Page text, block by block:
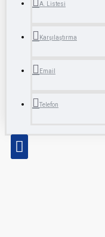
A. Listesi
Karşılaştırma
Email
Telefon